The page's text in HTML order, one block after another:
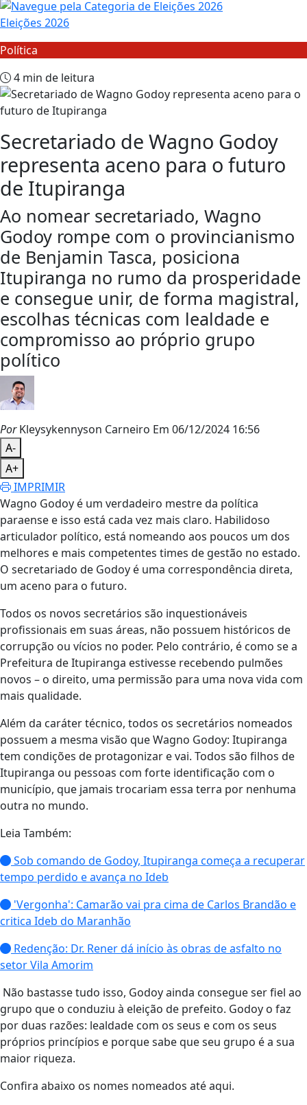
Eleições 2026
Política
4 min de leitura
Secretariado de Wagno Godoy
representa aceno para o futuro
de Itupiranga
Ao nomear secretariado, Wagno
Godoy rompe com o provincianismo
de Benjamin Tasca, posiciona
Itupiranga no rumo da prosperidade
e consegue unir, de forma magistral,
escolhas técnicas com lealdade e
compromisso ao próprio grupo
político
PorKleysykennyson Carneiro Em 06/12/2024 16:56
A-
A+
IMPRIMIR
Wagno Godoy é um verdadeiro mestre da política
paraense e isso está cada vez mais claro. Habilidoso
articulador político, está nomeando aos poucos um dos
melhores e mais competentes times de gestão no estado.
O secretariado de Godoy é uma correspondência direta,
um aceno para o futuro.
Todos os novos secretários são inquestionáveis
profissionais em suas áreas, não possuem históricos de
corrupção ou vícios no poder. Pelo contrário, é como se a
Prefeitura de Itupiranga estivesse recebendo pulmões
novos – o direito, uma permissão para uma nova vida com
mais qualidade.
Além da caráter técnico, todos os secretários nomeados
possuem a mesma visão que Wagno Godoy: Itupiranga
tem condições de protagonizar e vai. Todos são filhos de
Itupiranga ou pessoas com forte identificação com o
município, que jamais trocariam essa terra por nenhuma
outra no mundo.
Leia Também:
Sob comando de Godoy, Itupiranga começa a recuperar
tempo perdido e avança no Ideb
'Vergonha': Camarão vai pra cima de Carlos Brandão e
critica Ideb do Maranhão
Redenção: Dr. Rener dá início às obras de asfalto no
setor Vila Amorim
Não bastasse tudo isso, Godoy ainda consegue ser fiel ao
grupo que o conduziu à eleição de prefeito. Godoy o faz
por duas razões: lealdade com os seus e com os seus
próprios princípios e porque sabe que seu grupo é a sua
maior riqueza.
Confira abaixo os nomes nomeados até aqui.